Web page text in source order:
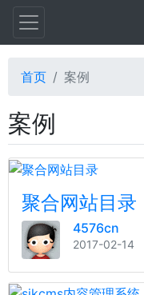
首页 案例
案例
聚合网站目录
4576cn
2017-02-14